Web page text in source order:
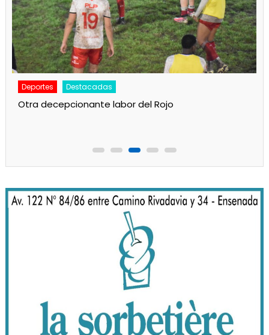
Deportes Destacadas
Otra decepcionante labor del Rojo